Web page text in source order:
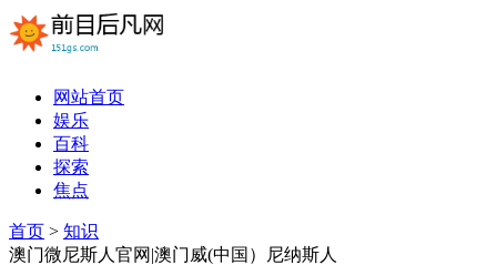
网站首页
娱乐
百科
探索
焦点
首页 > 知识
澳门微尼斯人官网|澳门威(中国）尼纳斯人